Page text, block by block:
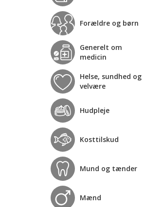
Forældre og børn
Generelt om
medicin
Helse, sundhed og
velvære
Hudpleje
Kosttilskud
Mund og tænder
Mænd